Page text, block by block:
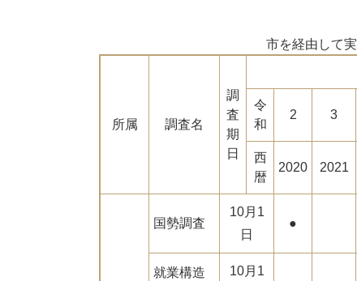
市を経由して
所属 調査名
調
査
期
日
令
和
2 3
西
暦
2020 2021
国勢調査
10月1
日
●
就業構造
10月1